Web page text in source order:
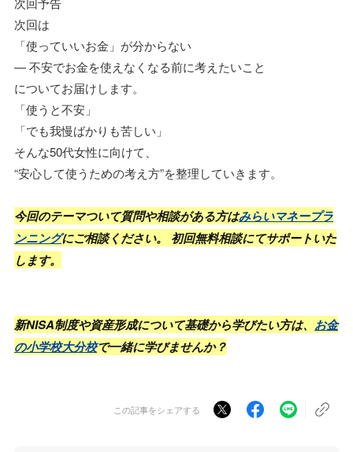
次回は
「使っていいお金」が分からない
― 不安でお金を使えなくなる前に考えたいこと
についてお届けします。
「使うと不安」
「でも我慢ばかりも苦しい」
そんな50代女性に向けて、
“安心して使うための考え方”を整理していきます。
今回のテーマついて質問や相談がある方はみらいマネープラ
ンニングにご相談ください。 初回無料相談にてサポートいた
します。
新NISA制度や資産形成について基礎から学びたい方は、 お金
の小学校大分校で一緒に学びませんか？
この記事をシェアする